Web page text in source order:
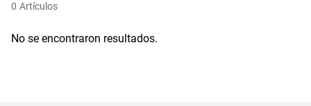
0 Artículos
No se encontraron resultados.